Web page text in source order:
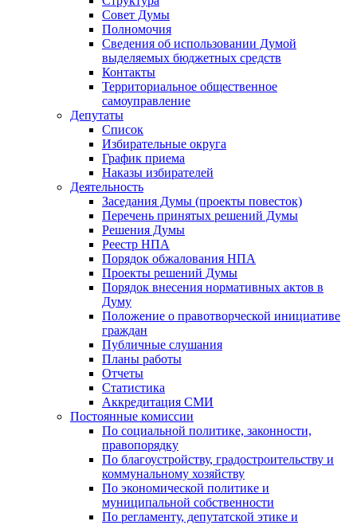
Совет Думы
Полномочия
Сведения об использовании Думой
выделяемых бюджетных средств
Контакты
Территориальное общественное
самоуправление
Депутаты
Список
Избирательные округа
График приема
Наказы избирателей
Деятельность
Заседания Думы (проекты повесток)
Перечень принятых решений Думы
Решения Думы
Реестр НПА
Порядок обжалования НПА
Проекты решений Думы
Порядок внесения нормативных актов в
Думу
Положение о правотворческой инициативе
граждан
Публичные слушания
Планы работы
Отчеты
Статистика
Аккредитация СМИ
Постоянные комиссии
По социальной политике, законности,
правопорядку
По благоустройству, градостроительству и
коммунальному хозяйству
По экономической политике и
муниципальной собственности
По регламенту, депутатской этике и